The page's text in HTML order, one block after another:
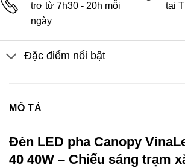
trợ từ 7h30 - 20h mỗi
ngày
tại
Đặc điểm nổi bật
MÔ TẢ
Đèn LED pha Canopy
40 40W – Chiếu sáng trạm